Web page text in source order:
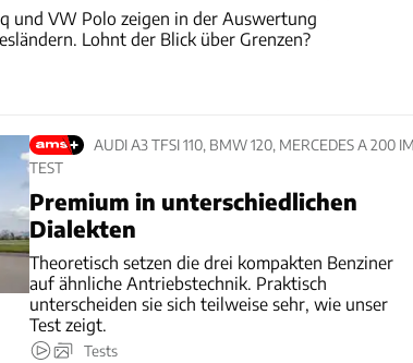
und VW Polo zeigen in der Auswertung
Lohnt der Blick über Grenzen?
AUDI A3 TFSI 110, BMW 120, MERCEDES A 200
TEST
Premium in unterschiedlichen
Dialekten
Theoretisch setzen die drei kompakten Benziner
auf ähnliche Antriebstechnik. Praktisch
unterscheiden sie sich teilweise sehr, wie unser
Test zeigt.
Tests